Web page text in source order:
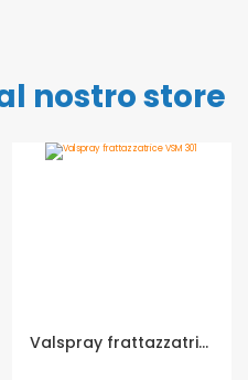
nostro store
Valspray frattazzatrice VSM 301